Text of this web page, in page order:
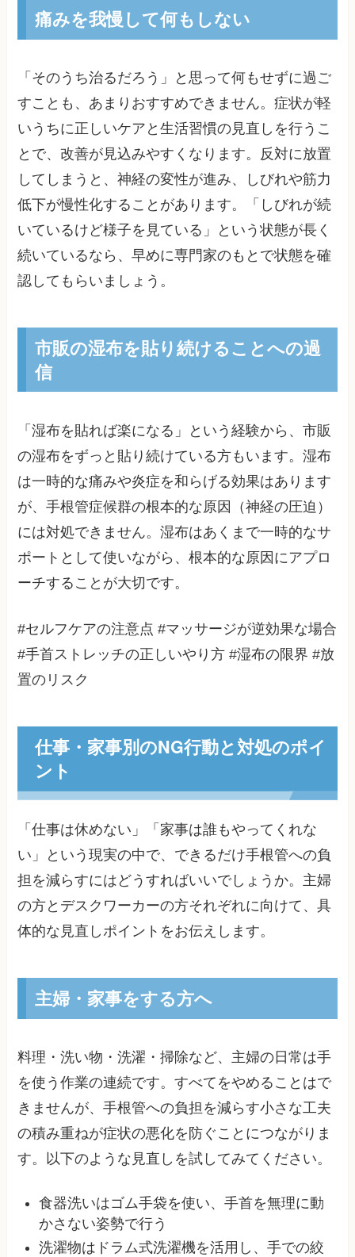
痛みを我慢して何もしない
「そのうち治るだろう」と思って何もせずに過ご
すことも、あまりおすすめできません。症状が軽
いうちに正しいケアと生活習慣の見直しを行うこ
とで、改善が見込みやすくなります。反対に放置
してしまうと、神経の変性が進み、しびれや筋力
低下が慢性化することがあります。「しびれが続
いているけど様子を見ている」という状態が長く
続いているなら、早めに専門家のもとで状態を確
認してもらいましょう。
市販の湿布を貼り続けることへの過
信
「湿布を貼れば楽になる」という経験から、市販
の湿布をずっと貼り続けている方もいます。湿布
は一時的な痛みや炎症を和らげる効果はあります
が、手根管症候群の根本的な原因（神経の圧迫）
には対処できません。湿布はあくまで一時的なサ
ポートとして使いながら、根本的な原因にアプロ
ーチすることが大切です。
#セルフケアの注意点 #マッサージが逆効果な場合
#手首ストレッチの正しいやり方 #湿布の限界 #放
置のリスク
仕事・家事別のNG行動と対処のポイ
ント
「仕事は休めない」「家事は誰もやってくれな
い」という現実の中で、できるだけ手根管への負
担を減らすにはどうすればいいでしょうか。主婦
の方とデスクワーカーの方それぞれに向けて、具
体的な見直しポイントをお伝えします。
主婦・家事をする方へ
料理・洗い物・洗濯・掃除など、主婦の日常は手
を使う作業の連続です。すべてをやめることはで
きませんが、手根管への負担を減らす小さな工夫
の積み重ねが症状の悪化を防ぐことにつながりま
す。以下のような見直しを試してみてください。
食器洗いはゴム手袋を使い、手首を無理に動
かさない姿勢で行う
洗濯物はドラム式洗濯機を活用し、手での絞